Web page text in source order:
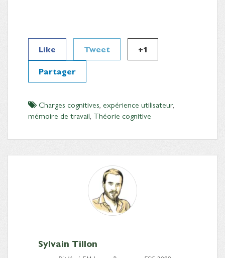
Like Tweet
+1
Partager
Charges cognitives expérience utilisateur,
mémoire de travail Théorie cognitive
Sylvain Tillon